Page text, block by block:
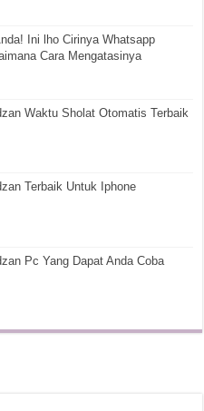
Ini lho Cirinya Whatsapp
Cara Mengatasinya
Waktu Sholat Otomatis Terbaik
Terbaik Untuk Iphone
Pc Yang Dapat Anda Coba